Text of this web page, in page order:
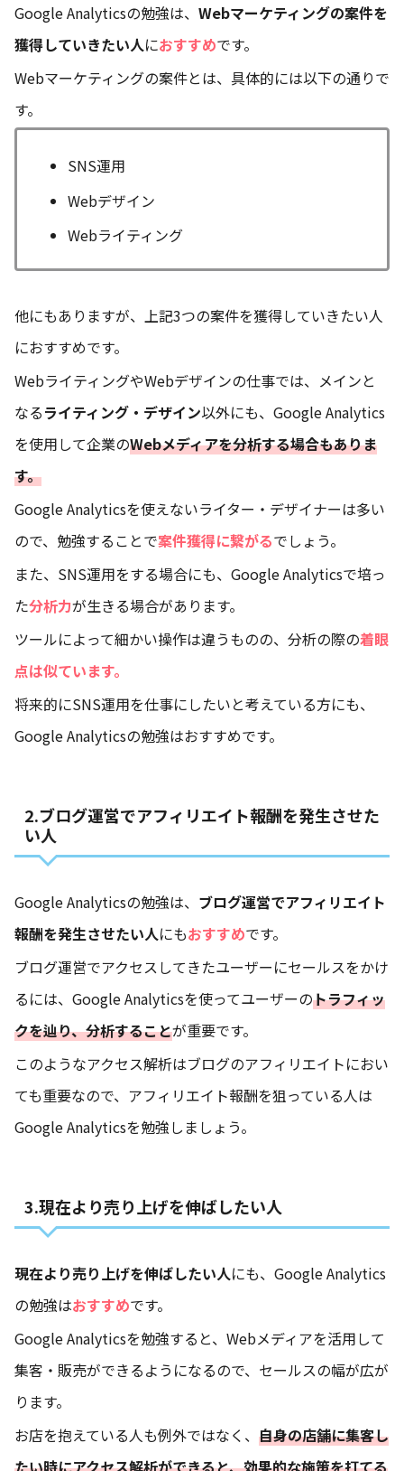
Google Analyticsの勉強は、 Webマーケティングの案件を
獲得していきたい人におすすめです。
Webマーケティングの案件とは、具体的には以下の通りで
す。
SNS運用
Webデザイン
Webライティング
他にもありますが、上記3つの案件を獲得していきたい人
におすすめです。
WebライティングやWebデザインの仕事では、メインと
なるライティング・デザイン以外にも、Google Analytics
を使用して企業のWebメディアを分析する場合もありま
す。
Google Analyticsを使えないライター・デザイナーは多い
ので、勉強することで案件獲得に繋がるでしょう。
また、SNS運用をする場合にも、Google Analyticsで培っ
た分析力が生きる場合があります。
ツールによって細かい操作は違うものの、分析の際の着眼
点は似ています。
将来的にSNS運用を仕事にしたいと考えている方にも、
Google Analyticsの勉強はおすすめです。
2.ブログ運営でアフィリエイト報酬を発生させた
い人
Google Analyticsの勉強は、 ブログ運営でアフィリエイト
報酬を発生させたい人にもおすすめです。
ブログ運営でアクセスしてきたユーザーにセールスをかけ
るには、Google Analyticsを使ってユーザーのトラフィッ
クを辿り、分析することが重要です。
このようなアクセス解析はブログのアフィリエイトにおい
ても重要なので、アフィリエイト報酬を狙っている人は
Google Analyticsを勉強しましょう。
3.現在より売り上げを伸ばしたい人
現在より売り上げを伸ばしたい人にも、Google Analytics
の勉強はおすすめです。
Google Analyticsを勉強すると、Webメディアを活用して
集客・販売ができるようになるので、セールスの幅が広が
ります。
お店を抱えている人も例外ではなく、 自身の店舗に集客し
たい時にアクセス解析ができると、効果的な施策を打てる